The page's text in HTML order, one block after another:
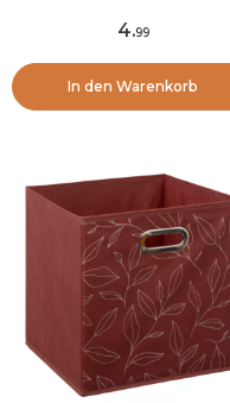
4.99
In den Warenkorb